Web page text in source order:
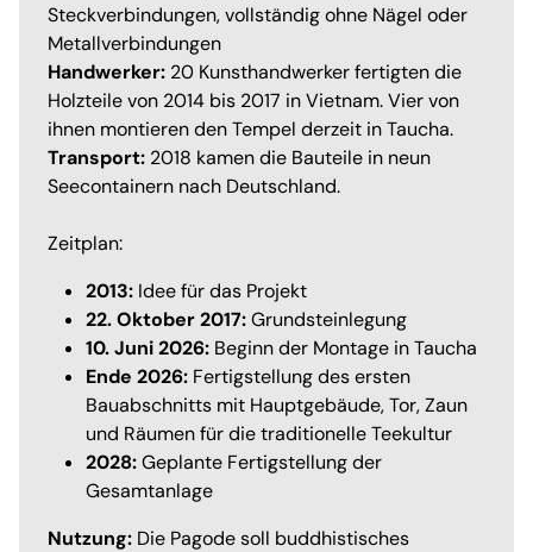
Steckverbindungen, vollständig ohne Nägel oder
Metallverbindungen
Handwerker: 20 Kunsthandwerker fertigten die
Holzteile von 2014 bis 2017 in Vietnam. Vier von
ihnen montieren den Tempel derzeit in Taucha.
Transport: 2018 kamen die Bauteile in neun
Seecontainern nach Deutschland.
Zeitplan:
2013: Idee für das Projekt
22. Oktober 2017:Grundsteinlegung
10. Juni 2026: Beginn der Montage in Taucha
Ende 2026: Fertigstellung des ersten
Bauabschnitts mit Hauptgebäude, Tor, Zaun
und Räumen für die traditionelle Teekultur
2028:Geplante Fertigstellung der
Gesamtanlage
Nutzung: Die Pagode soll buddhistisches